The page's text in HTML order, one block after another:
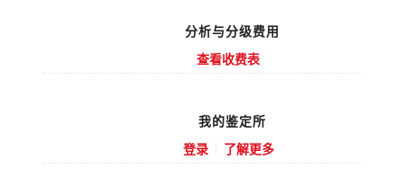
分析与分级费用
查看收费表
我的鉴定所
登录
了解更多